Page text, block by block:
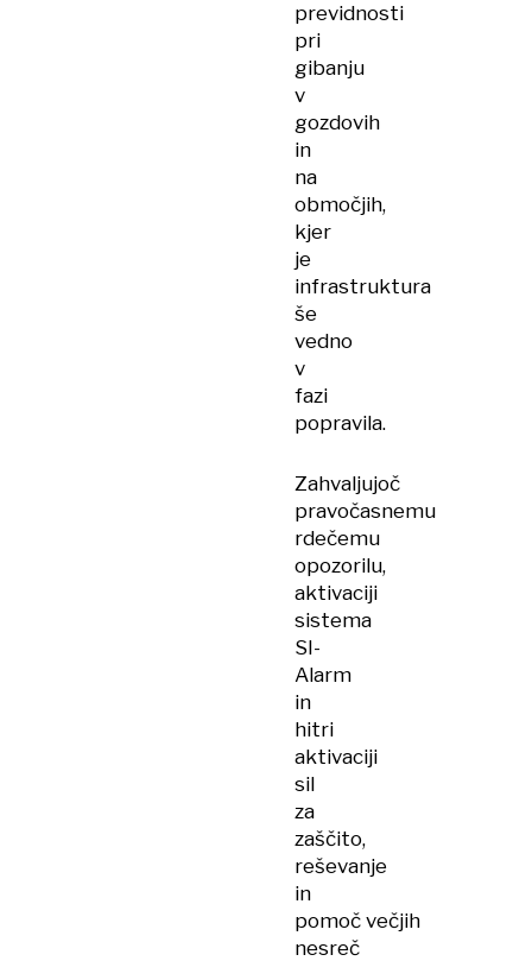
previdnosti
pri
gibanju
v
gozdovih
in
na
območjih,
kjer
je
infrastruktura
še
vedno
v
fazi
popravila.
Zahvaljujoč
pravočasnemu
rdečemu
opozorilu,
aktivaciji
sistema
SI-
Alarm
in
hitri
aktivaciji
sil
za
zaščito,
reševanje
in
pomoč večjih
nesreč